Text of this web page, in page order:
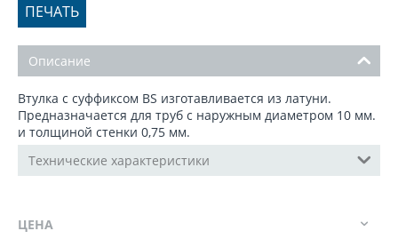
ПЕЧАТЬ
Описание
Втулка с суффиксом BS изготавливается из латуни.
Предназначается для труб с наружным диаметром 10 мм.
и толщиной стенки 0,75 мм.
Технические характеристики
ЦЕНА